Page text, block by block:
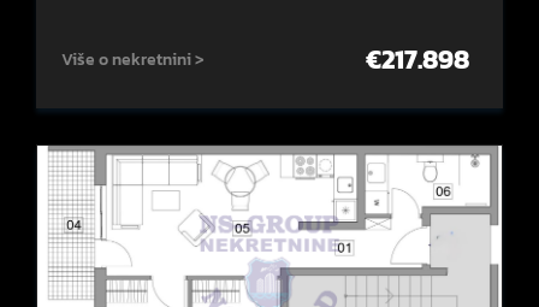
Više o nekretnini > €217.898